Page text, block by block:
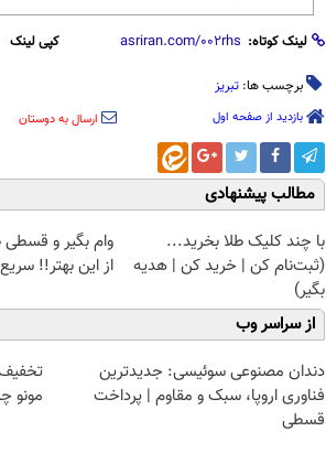
لینک کوتاه: کپی لینک
برچسب ها: تبریز
بازدید از صفحه اول ارسال به دوستان
مطالب پیشنهادی
با چند کلیک طلا بخرید...
(ثبت‌نام کن | خرید کن | هدیه
بگیر)
وام بگیر و
از این بهتر!!
از سراسر وب
دندان مصنوعی سوئیسی: جدیدترین
فناوری اروپا، سبک و مقاوم | پرداخت
قسطی
مونو